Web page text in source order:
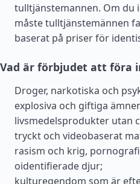
tulltjänstemannen. Om du
måste tulltjänstemännen
baserat på priser för
Vad är förbjudet att föra
Droger, narkotiska och
explosiva och giftiga
livsmedelsprodukter utan
tryckt och videobaserat
rasism och krig,
oidentifierade djur;
kulturegendom som är